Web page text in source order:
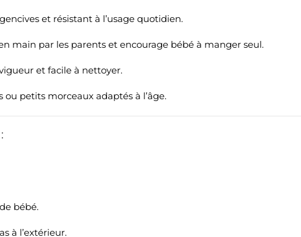
et résistant à l’usage quotidien.
main par les parents et encourage bébé à manger seul.
et facile à nettoyer.
petits morceaux adaptés à l’âge.
bébé.
à l’extérieur.